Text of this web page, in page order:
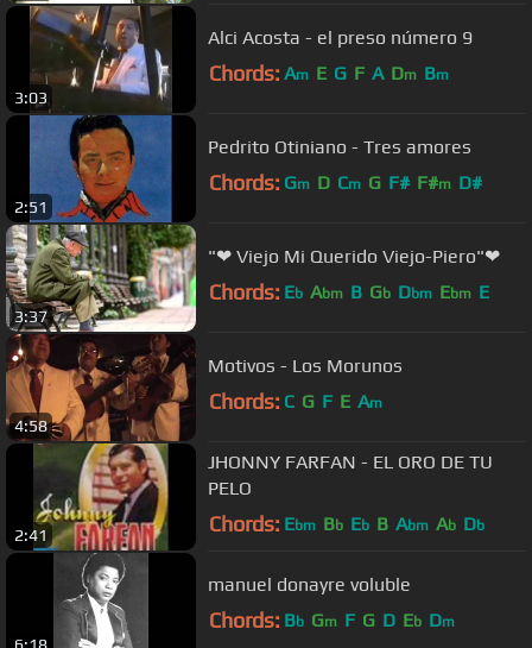
3:03
Alci Acosta - el preso número 9
Chords: Am E G F A Dm Bm
2:51
Pedrito Otiniano - Tres amores
Chords: Gm D Cm G F# F#m D#
3:37
"❤ Viejo Mi Querido Viejo-Piero"❤
Chords: Eb Abm B Gb Dbm Ebm E
4:58
Motivos - Los Morunos
Chords: C G F E Am
2:41
JHONNY FARFAN - EL ORO DE TU
PELO
Chords: Ebm Bb Eb B Abm Ab Db
manuel donayre voluble
Chords: Bb Gm F G D Eb Dm